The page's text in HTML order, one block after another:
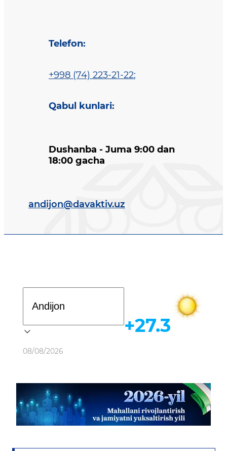
Telefon:
+998 (74) 223-21-22;
Qabul kunlari:
Dushanba - Juma 9:00 dan
18:00 gacha
andijon@davaktiv.uz
Ob-havo
08/08/2026
+27.3